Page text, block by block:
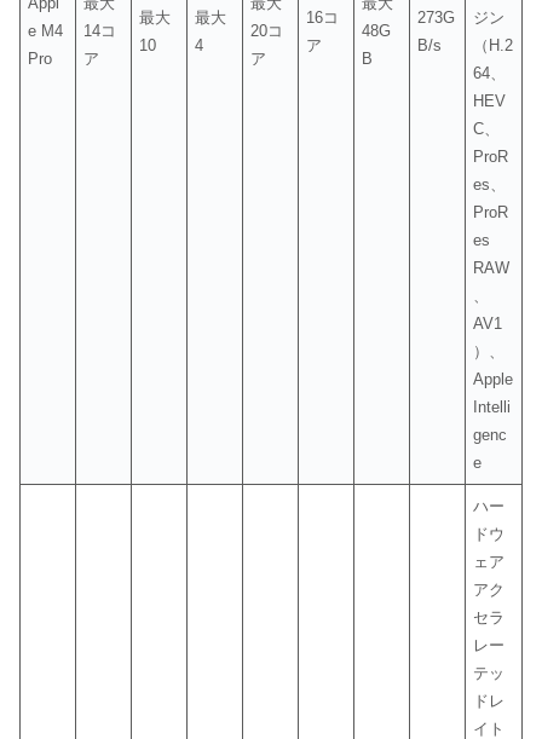
e M4
Pro
14コ
ア
最大
10
最大
4
20コ
ア
16コ
ア
48G
B
273G
B/s
ジン
（H.2
64、
HEV
C、
ProR
es、
ProR
es
RAW
AV1
）、
Apple
Intelli
genc
e
ハー
ドウ
ェア
アク
セラ
レー
テッ
ドレ
イト